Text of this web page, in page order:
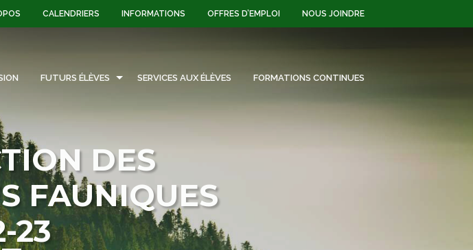
CALENDRIERS INFORMATIONS OFFRES D’EMPLOI NOUS JOINDRE
FUTURS ÉLÈVES SERVICES AUX ÉLÈVES FORMATIONS CONTINUES
DES
FAUNIQUES
23